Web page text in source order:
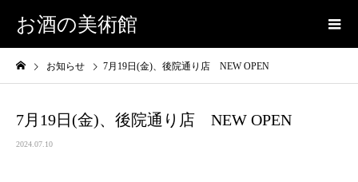
お酒の美術館
お知らせ 7月19日(金)、後院通り店 NEW OPEN
7月19日(金)、後院通り店 NEW OPEN
2024.07.10